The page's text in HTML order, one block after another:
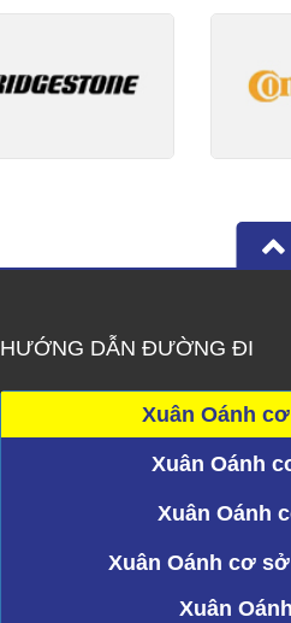
HƯỚNG DẪN ĐƯỜNG ĐI
Xuân Oánh
Xuân Oánh
Xuân Oánh
Xuân Oánh cơ
Xuân